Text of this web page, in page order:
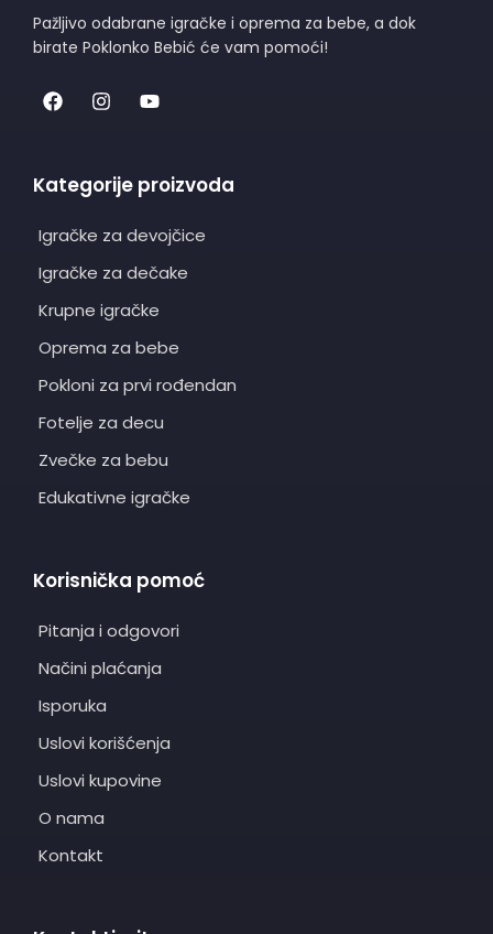
Pažljivo odabrane igračke i oprema za bebe, a dok
birate Poklonko Bebić će vam pomoći!
Kategorije proizvoda
Igračke za devojčice
Igračke za dečake
Krupne igračke
Oprema za bebe
Pokloni za prvi rođendan
Fotelje za decu
Zvečke za bebu
Edukativne igračke
Korisnička pomoć
Pitanja i odgovori
Načini plaćanja
Isporuka
Uslovi korišćenja
Uslovi kupovine
O nama
Kontakt